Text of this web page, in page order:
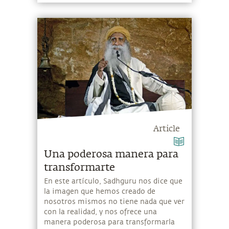
Article
Una poderosa manera para
transformarte
En este artículo, Sadhguru nos dice que
la imagen que hemos creado de
nosotros mismos no tiene nada que ver
con la realidad, y nos ofrece una
manera poderosa para transformarla